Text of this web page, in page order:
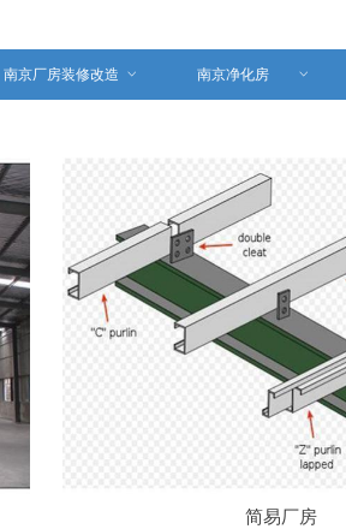
简易厂房
ꀁ
南京厂房装修改造 ꀁ
南京净化房